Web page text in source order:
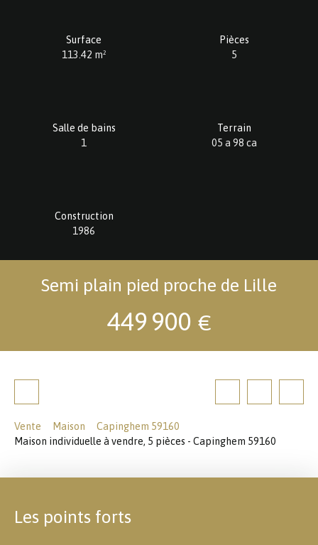
Surface
113.42 m²
Pièces
5
Salle de bains
1
Terrain
05 a 98 ca
Construction
1986
Semi plain pied proche de Lille
449 900 €
Vente Maison
Capinghem 59160
Maison individuelle à vendre, 5 pièces - Capinghem 59160
Les points forts